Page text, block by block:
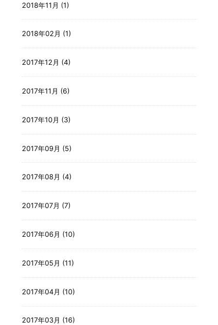
2018年11月 (1)
2018年02月 (1)
2017年12月 (4)
2017年11月 (6)
2017年10月 (3)
2017年09月 (5)
2017年08月 (4)
2017年07月 (7)
2017年06月 (10)
2017年05月 (11)
2017年04月 (10)
2017年03月 (16)